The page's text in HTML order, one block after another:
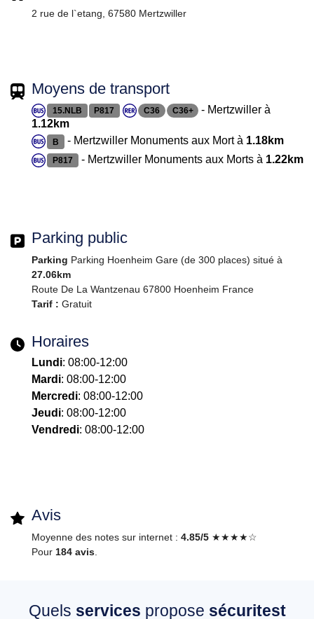
2 rue de l`etang, 67580 Mertzwiller
Moyens de transport
15.NLB P817 C36 C36+
- Mertzwiller à
1.12km
B - Mertzwiller Monuments aux Mort à 1.18km
P817 - Mertzwiller Monuments aux Morts à 1.22km
Parking public
Parking Parking Hoenheim Gare (de 300 places) situé à
27.06km
Route De La Wantzenau 67800 Hoenheim France
Tarif : Gratuit
Horaires
Lundi: 08:00-12:00
Mardi: 08:00-12:00
Mercredi: 08:00-12:00
Jeudi: 08:00-12:00
Vendredi: 08:00-12:00
Avis
Moyenne des notes sur internet : 4.85/5 ★★★★☆
Pour 184 avis.
Quels services propose sécuritest